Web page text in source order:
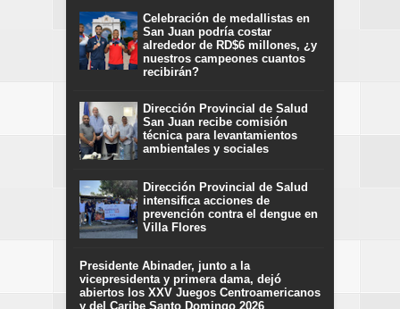
Celebración de medallistas en
San Juan podría costar
alrededor de RD$6 millones, ¿y
nuestros campeones cuantos
recibirán?
Dirección Provincial de Salud
San Juan recibe comisión
técnica para levantamientos
ambientales y sociales
Dirección Provincial de Salud
intensifica acciones de
prevención contra el dengue en
Villa Flores
Presidente Abinader, junto a la
vicepresidenta y primera dama, dejó
abiertos los XXV Juegos Centroamericanos
y del Caribe Santo Domingo 2026